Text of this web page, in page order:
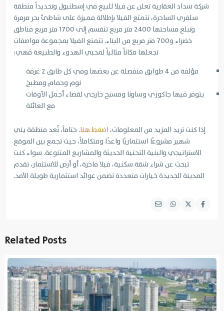
شركة سداد العقارية تعلن عن فيلا للبيع في إسطنبول وتحديداً منطقة
سلفري الساحرة، تتمتع الفيلا بإطلالة مميزة على شاطئ بحر مرمرة
وتبلغ مساحتها 2400 متر مربع تنقسم إلى 1700 متر مربع مناطق
خضراء و700 متر مربع من البناء. تتمتع الفيلا بمجموعة مواصفات
تجعلها مكاناً مثالياً لمحبي الهدوء والطبيعة فهي:
مؤلفة من 4 طوابق منفصلة عن بعضها وفي كل طابق 2 غرفة
نوم وحمام ومطبخ
يتوفر فيها جاكوزي وساونا ومسبح خارجي لقضاء أجمل الأوقات
مع العائلة
إذا كنت تريد المزيد من المعلومات،اضغط هنا. ختاماً، تُعد منطقة يني
شهير مشروعًا استثماريًا واعدًا ومتكاملاً، حيث تجمع بين الموقع
الاستراتيجي والبنية التحتية الحديثة والمشاريع المتنوعة. سواء كنت
تبحث عن شراء شقة سكنية، فيلا فاخرة، أو أرض للاستثمار، تقدم
المدينة الجديدة خيارات متعددة تضمن عوائد استثمارية طويلة الأمد.
Related Posts